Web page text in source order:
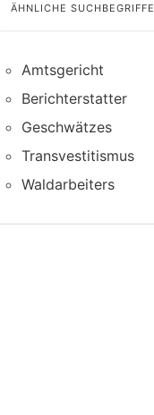
ÄHNLICHE SUCHBEGRIFFE
Amtsgericht
Berichterstatter
Geschwätzes
Transvestitismus
Waldarbeiters